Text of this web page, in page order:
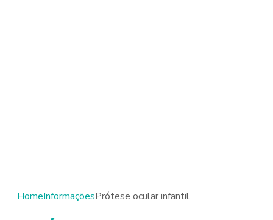
HomeInformaçõesPrótese ocular infantil